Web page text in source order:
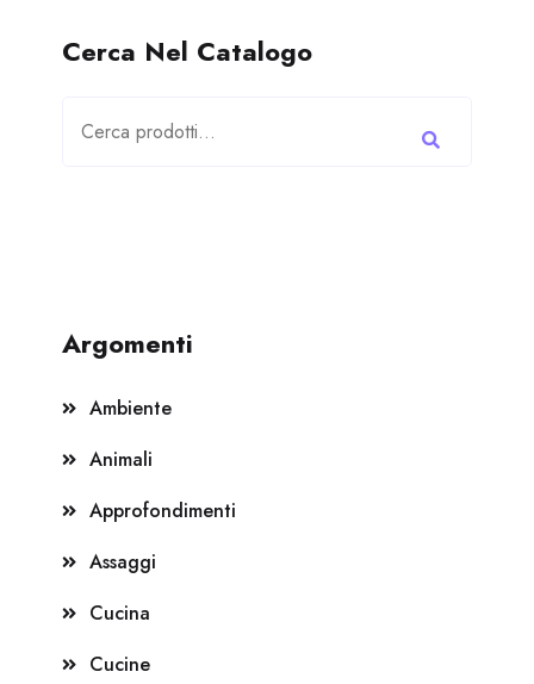
Cerca Nel Catalogo
Argomenti
Ambiente
Animali
Approfondimenti
Assaggi
Cucina
Cucine